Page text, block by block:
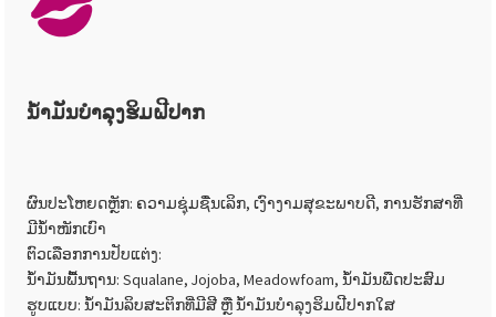
ນ້ຳມັນບຳລຸງຮິມຝີປາກ
ຜົນປະໂຫຍດຫຼັກ: ຄວາມຊຸ່ມຊື່ນເລິກ, ເງົາງາມສຸຂະພາບດີ, ການຮັກສາທີ່
ມີນ້ຳໜັກເບົາ
ຕົວເລືອກການປັບແຕ່ງ:
ນ້ຳມັນພື້ນຖານ: Squalane, Jojoba, Meadowfoam, ນ້ຳມັນພືດປະສົມ
ຮູບແບບ: ນ້ຳມັນລິບສະຕິກທີ່ມີສີ ຫຼື ນ້ຳມັນບຳລຸງຮິມຝີປາກໃສ